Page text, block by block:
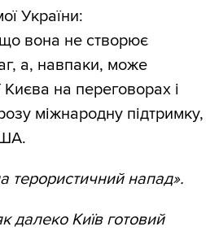
України:
вона не створює
а, навпаки, може
Києва на переговорах і
міжнародну підтримку,
терористичний напад».
далеко Київ готовий